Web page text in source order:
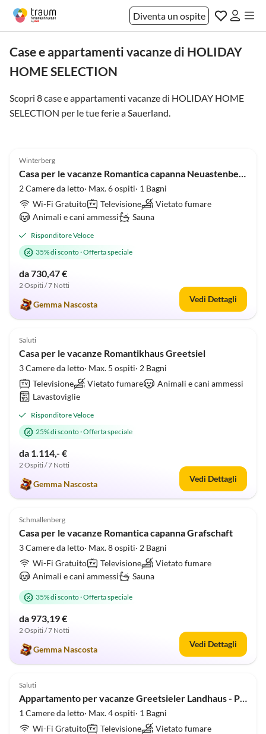
Diventa un ospite
Case e appartamenti vacanze di HOLIDAY
HOME SELECTION
Scopri 8 case e appartamenti vacanze di HOLIDAY HOME
SELECTION per le tue ferie aSauerland.
Winterberg
Casa per le vacanze Romantica capanna Neuastenberg
2 Camere da letto· Max. 6 ospiti· 1 Bagni
Wi-Fi Gratuito
Televisione
Vietato fumare
Animali e cani ammessi
Sauna
Risponditore Veloce
35% di sconto·Offerta speciale
da 730,47 €
2 Ospiti / 7 Notti
Gemma Nascosta
Vedi Dettagli
Annuncio in
Alto
4.9 (20)
Saluti
Casa per le vacanze Romantikhaus Greetsiel
3 Camere da letto· Max. 5 ospiti· 2 Bagni
Televisione
Vietato fumare
Animali e cani ammessi
Lavastoviglie
Risponditore Veloce
25% di sconto·Offerta speciale
da 1.114,- €
2 Ospiti / 7 Notti
Gemma Nascosta
Vedi Dettagli
Annuncio in
Alto
5.0 (20)
Schmallenberg
Casa per le vacanze Romantica capanna Grafschaft
3 Camere da letto· Max. 8 ospiti· 2 Bagni
Wi-Fi Gratuito
Televisione
Vietato fumare
Animali e cani ammessi
Sauna
35% di sconto·Offerta speciale
da 973,19 €
2 Ospiti / 7 Notti
Gemma Nascosta
Vedi Dettagli
4.9 (15)
Saluti
Appartamento per vacanze Greetsieler Landhaus - Parte B
1 Camere da letto· Max. 4 ospiti· 1 Bagni
Wi-Fi Gratuito
Televisione
Vietato fumare